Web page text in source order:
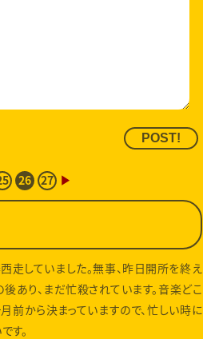
26 27 ▶
していました。無事、昨日開所を終え
あり、まだ忙殺されています。音楽どこ
前から決まっていますので、忙しい時に
す。